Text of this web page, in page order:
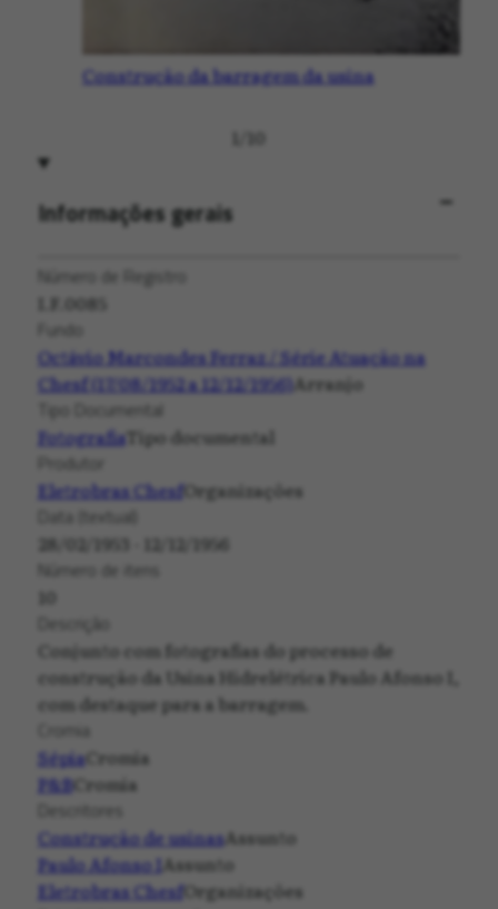
Construção da barragem da usina
1 10
Informações gerais
Número de Registro
I.F.0085
Fundo
Octávio Marcondes Ferraz / Série Atuação na
Chesf (17/08/1952 a 12/12/1956)Arranjo
Tipo Documental
FotografiaTipo documental
Produtor
Eletrobras ChesfOrganizações
Data (textual)
28/02/1953 - 12/12/1956
Número de itens
10
Descrição
Conjunto com fotografias do processo de
construção da Usina Hidrelétrica Paulo Afonso I,
com destaque para a barragem.
Cromia
SépiaCromia
P&BCromia
Descritores
Construção de usinasAssunto
Paulo Afonso IAssunto
Eletrobras ChesfOrganizações